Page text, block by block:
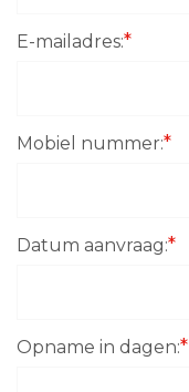
E-mailadres:*
Mobiel nummer:*
Datum aanvraag:*
Opname in dagen:*